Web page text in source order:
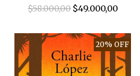
$58.000,00 $49.000,00
20% OFF